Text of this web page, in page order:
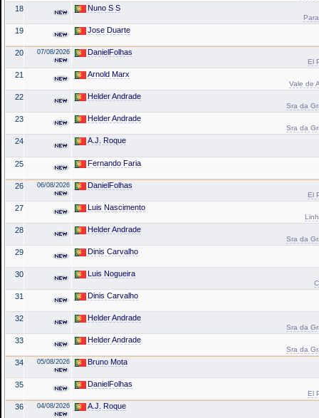
18 Nuno S S
19 Jose Duarte
20 07/08/2026 DanielFolhas
El
21 Arnold Marx
Vale de
22 Helder Andrade
Sra da
23 Helder Andrade
Sra da
24 A.J. Roque
25 Fernando Faria
26 06/08/2026 DanielFolhas
El
27 Luis Nascimento
28 Helder Andrade
Sra da
29 Dinis Carvalho
30 Luis Nogueira
31 Dinis Carvalho
32 Helder Andrade
Sra da
33 Helder Andrade
Sra da
34 05/08/2026 Bruno Mota
35 DanielFolhas
El
36 04/08/2026 A.J. Roque